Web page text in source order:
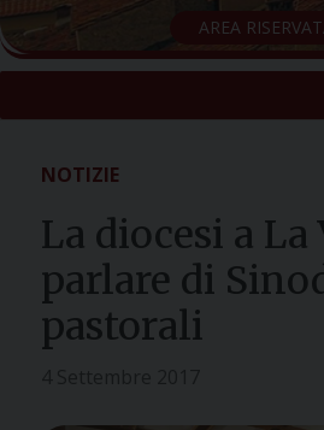
AREA
NOTIZIE
La diocesi a La
parlare di
pastorali